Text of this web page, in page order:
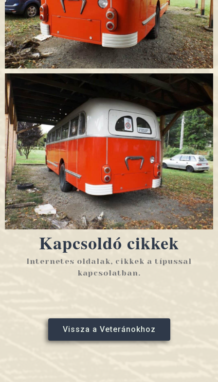
Kapcsoldó cikkek
Internetes oldalak, cikkek a típussal
kapcsolatban.
Vissza a Veteránokhoz